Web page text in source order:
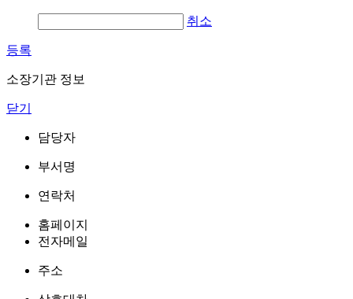
취소
등록
소장기관 정보
닫기
담당자
부서명
연락처
홈페이지
전자메일
주소